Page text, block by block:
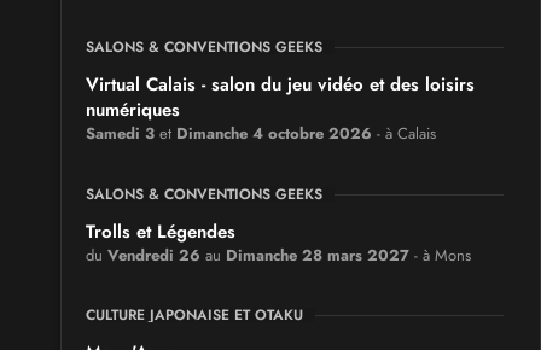
SALONS & CONVENTIONS GEEKS
Virtual Calais - salon du jeu vidéo et des loisirs
numériques
Samedi 3 et Dimanche 4 octobre 2026 - à Calais
SALONS & CONVENTIONS GEEKS
Trolls et Légendes
du Vendredi 26 au Dimanche 28 mars 2027 - à Mons
CULTURE JAPONAISE ET OTAKU